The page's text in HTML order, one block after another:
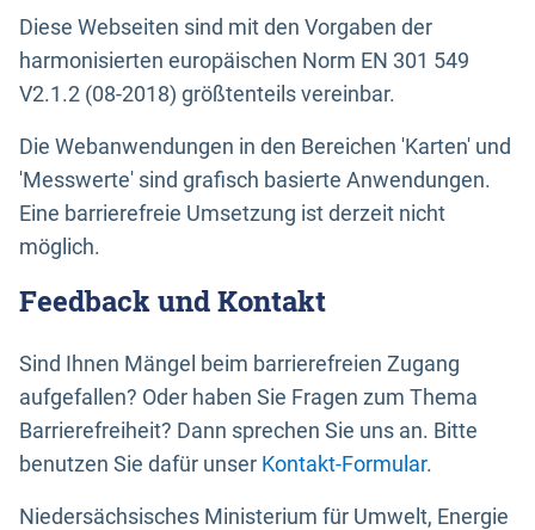
Diese Webseiten sind mit den Vorgaben der
harmonisierten europäischen Norm EN 301 549
V2.1.2 (08-2018) größtenteils vereinbar.
Die Webanwendungen in den Bereichen 'Karten' und
'Messwerte' sind grafisch basierte Anwendungen.
Eine barrierefreie Umsetzung ist derzeit nicht
möglich.
Feedback und Kontakt
Sind Ihnen Mängel beim barrierefreien Zugang
aufgefallen? Oder haben Sie Fragen zum Thema
Barrierefreiheit? Dann sprechen Sie uns an. Bitte
benutzen Sie dafür unser Kontakt-Formular.
Niedersächsisches Ministerium für Umwelt, Energie